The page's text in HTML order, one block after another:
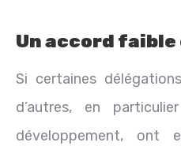
Un accord
Si certaines
d’autres, en
développement, ont